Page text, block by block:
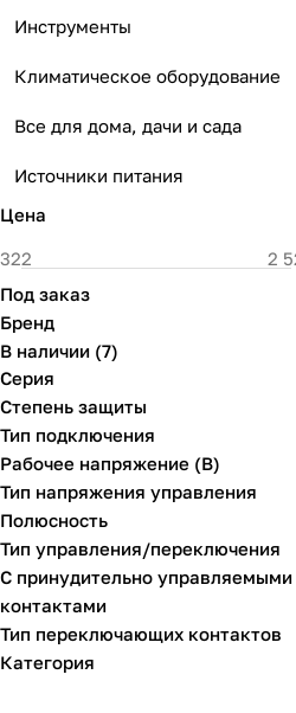
Инструменты
Климатическое оборудование
Все для дома, дачи и сада
Источники питания
Цена
Под заказ
Бренд
В наличии (7)
Серия
Степень защиты
Тип подключения
Рабочее напряжение (В)
Тип напряжения управления
Полюсность
Тип управления/переключения
С принудительно управляемыми
контактами
Тип переключающих контактов
Категория